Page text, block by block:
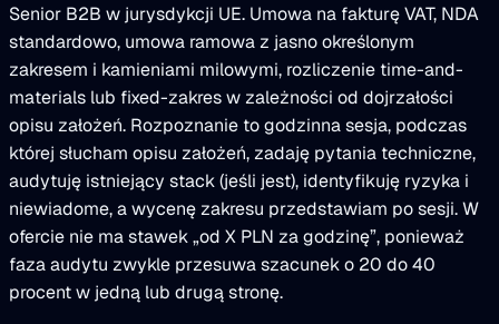
Senior B2B w jurysdykcji UE. Umowa na fakturę VAT, NDA
standardowo, umowa ramowa z jasno określonym
zakresem i kamieniami milowymi, rozliczenie time-and-
materials lub fixed-zakres w zależności od dojrzałości
opisu założeń. Rozpoznanie to godzinna sesja, podczas
której słucham opisu założeń, zadaję pytania techniczne,
audytuję istniejący stack (jeśli jest), identyfikuję ryzyka i
niewiadome, a wycenę zakresu przedstawiam po sesji. W
ofercie nie ma stawek „od X PLN za godzinę”, ponieważ
faza audytu zwykle przesuwa szacunek o 20 do 40
procent w jedną lub drugą stronę.